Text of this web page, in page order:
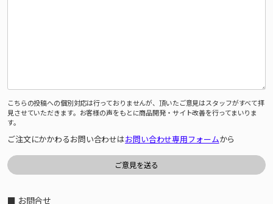
こちらの投稿への個別対応は行っておりませんが、頂いたご意見はスタッフがすべて拝
見させていただきます。お客様の声をもとに商品開発・サイト改善を行ってまいりま
す。
ご注文にかかわるお問い合わせはお問い合わせ専用フォームから
■ お問合せ